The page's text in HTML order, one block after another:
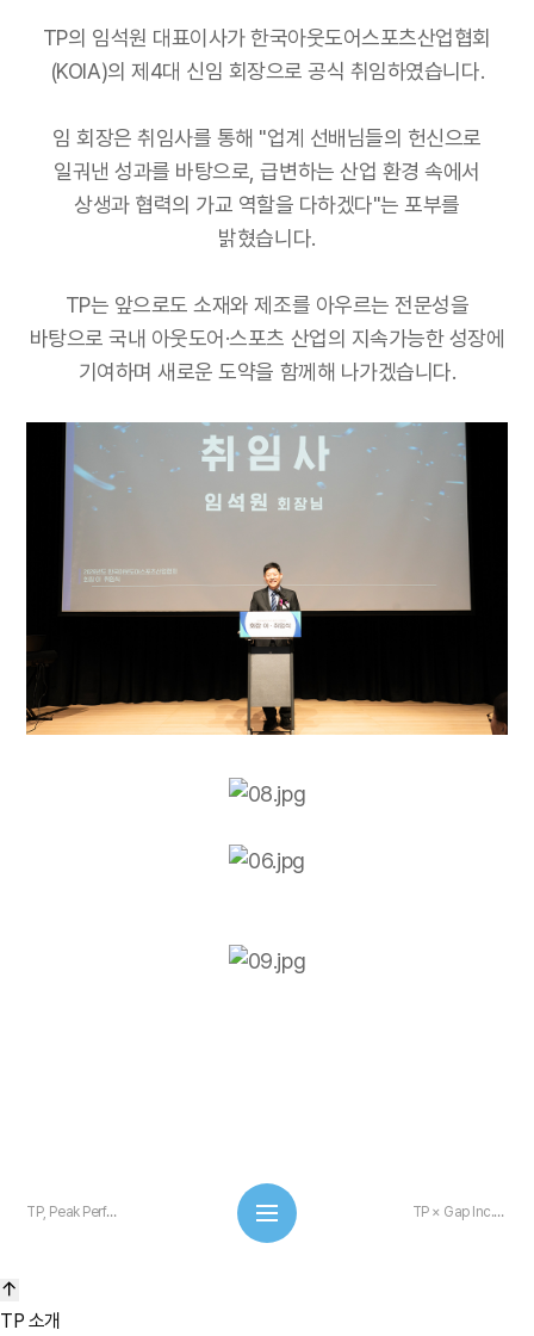
TP의 임석원 대표이사가 한국아웃도어스포츠산업협회
(KOIA)의 제4대 신임 회장으로 공식 취임하였습니다.
임 회장은 취임사를 통해 "업계 선배님들의 헌신으로
일궈낸 성과를 바탕으로, 급변하는 산업 환경 속에서
상생과 협력의 가교 역할을 다하겠다"는 포부를
밝혔습니다.
TP는 앞으로도 소재와 제조를 아우르는 전문성을
바탕으로 국내 아웃도어·스포츠 산업의 지속가능한 성장에
기여하며 새로운 도약을 함께해 나가겠습니다.
TP, Peak Performance 2025 ISPO Award 수상(R&D Helium Loop Anorak) TP × Gap Inc. | 46 Years of Partnership
TP 소개